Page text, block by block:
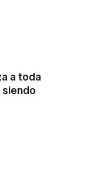
a toda
siendo